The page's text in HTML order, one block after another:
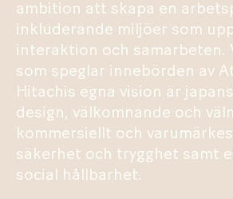
ambition att skapa en
inkluderande miljöer som
interaktion och samarbeten.
som speglar innebörden av
Hitachis egna vision är
design, välkomnande och
kommersiellt och
säkerhet och trygghet samt
social hållbarhet.